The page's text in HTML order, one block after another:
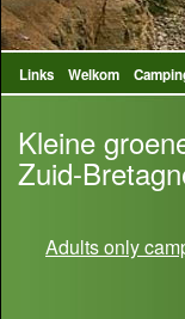
Links Welkom
Kleine
Zuid-
Adults only